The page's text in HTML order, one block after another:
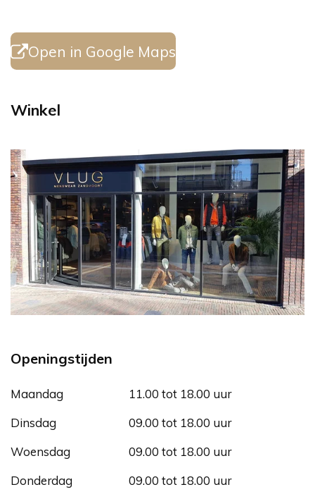
Open in Google Maps
Winkel
Openingstijden
Maandag
11.00 tot 18.00 uur
Dinsdag
09.00 tot 18.00 uur
Woensdag
09.00 tot 18.00 uur
Donderdag
09.00 tot 18.00 uur